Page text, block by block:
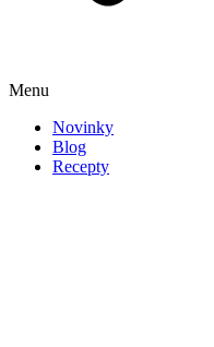
Menu
Novinky
Blog
Recepty